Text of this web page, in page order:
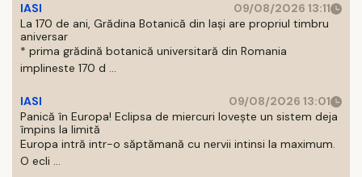
IASI
09/08/2026 13:11
La 170 de ani, Grădina Botanică din Iași are propriul timbru
aniversar
* prima grădină botanică universitară din Romania
implineste 170 d ...
IASI
09/08/2026 13:01
Panică în Europa! Eclipsa de miercuri lovește un sistem deja
împins la limită
Europa intră intr-o săptămană cu nervii intinsi la maximum.
O ecli ...